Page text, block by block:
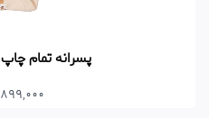
پسرانه تمام
899,000 تومان